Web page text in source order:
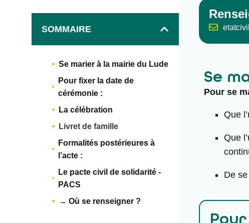
SOMMAIRE
Se marier à la mairie du Lude
Pour fixer la date de
cérémonie :
La célébration
Livret de famille
Formalités postérieures à
l’acte :
Le pacte civil de solidarité -
PACS
→ Où se renseigner ?
Se
Pour se
Que
Que
De